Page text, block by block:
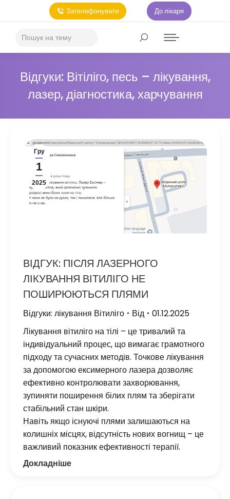
Зателефонувати До лікаря
Відгуки: Вітіліго, песь – лікування,
лазер, діагностика, харчування
Гру
1
2025
ВІДГУК: ПІСЛЯ ЛАЗЕРНОГО
ЛІКУВАННЯ ВІТИЛІГО НЕ
ПОШИРЮЮТЬСЯ ПЛЯМИ
Відгуки: лікування Вітиліго Від
01.12.2025
Лікування вітиліго на тілі – це тривалий та
індивідуальний процес, що вимагає грамотного
підходу та сучасних методів. Точкове лікування
за допомогою ексимерного лазера дозволяє
ефективно контролювати захворювання,
зупиняти поширення білих плям та зберігати
стабільний стан шкіри.
Навіть якщо існуючі плями залишаються на
колишніх місцях, відсутність нових вогнищ – це
важливий показник ефективності терапії.
Докладніше